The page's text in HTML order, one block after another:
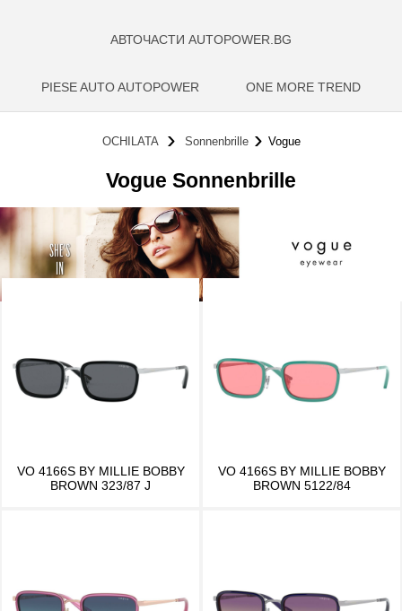
АВТОЧАСТИ AUTOPOWER.BG
PIESE AUTO AUTOPOWER ONE MORE TREND
OCHILATA Sonnenbrille Vogue
Vogue Sonnenbrille
VO 4166S BY MILLIE BOBBY
BROWN 323/87 J
VO 4166S BY MILLIE BOBBY
BROWN 5122/84